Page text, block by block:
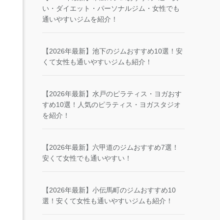
い・ダイエット・パーソナルジム・女性でも
通いやすいジムを紹介！
【2026年最新】池下のジムおすすめ10選！安
くて女性も通いやすいジムも紹介！
【2026年最新】水戸のピラティス・ヨガおす
すめ10選！人気のピラティス・ヨガスタジオ
を紹介！
【2026年最新】六甲道のジムおすすめ7選！
安くて女性でも通いやすい！
【2026年最新】小伝馬町のジムおすすめ10
選！安くて女性も通いやすいジムも紹介！